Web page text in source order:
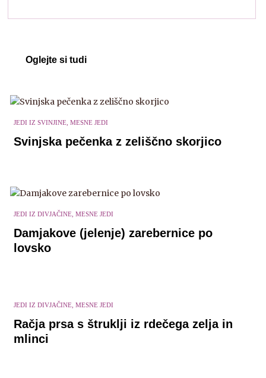
Oglejte si tudi
JEDI IZ SVINJINE, MESNE JEDI
Svinjska pečenka z zeliščno skorjico
JEDI IZ DIVJAČINE, MESNE JEDI
Damjakove (jelenje) zarebernice po
lovsko
JEDI IZ DIVJAČINE, MESNE JEDI
Račja prsa s štruklji iz rdečega zelja in
mlinci